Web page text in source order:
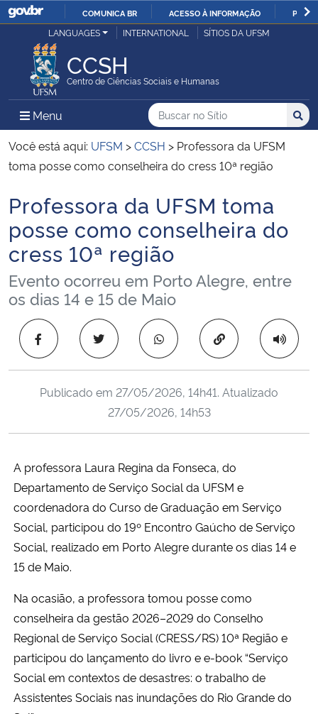
IR
COMUNICA BR ACESSO À INFORMAÇÃO
Ministério da Justiça e Segurança Pública
Ministério da Defesa
Ministério das Relações Exteriores
Ministério da Infraestrutura
Ministério da Agricultura, Pecuária e Abastecimento
Ministério da Educação
Ministério da Cidadania
Ministério da Saúde
Ministério do Desenvolvimento Regional
Controladoria-Geral da União
Secretaria-Geral
Secretaria de Governo
LANGUAGES INTERNATIONAL SÍTIOS DA UFSM
CCSH
Centro de Ciências Sociais e Humanas
Menu Menu Principal do Sítio
Busca
Buscar no no Sítio
Busca:
Você está aqui: UFSM >CCSH > Professora da UFSM
toma posse como conselheira do cress 10ª região
Início do conteúdo
Professora da UFSM toma
posse como conselheira do
cress 10ª região
Evento ocorreu em Porto Alegre, entre
os dias 14 e 15 de Maio
Copiar para área
Publicado em 27/05/2026, 14h41. Atualizado
27/05/2026, 14h53
A professora Laura Regina da Fonseca, do
Departamento de Serviço Social da UFSM e
coordenadora do Curso de Graduação em Serviço
Social, participou do 19º Encontro Gaúcho de Serviço
Social, realizado em Porto Alegre durante os dias 14 e
15 de Maio.
Na ocasião, a professora tomou posse como
conselheira da gestão 2026–2029 do Conselho
Regional de Serviço Social (CRESS/RS) 10ª Região e
participou do lançamento do livro e e-book “Serviço
Social em contextos de desastres: o trabalho de
Assistentes Sociais nas inundações do Rio Grande do